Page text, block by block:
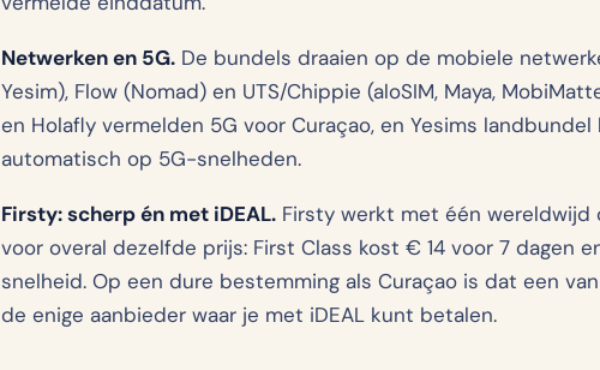
Netwerken en 5G. De bundels draaien op de mobiele
Yesim), Flow (Nomad) en UTS/Chippie (aloSIM, Maya,
en Holafly vermelden 5G voor Curaçao, en Yesims
automatisch op 5G-snelheden.
Firsty: scherp én met iDEAL. Firsty werkt met één
voor overal dezelfde prijs: First Class kost € 14 voor 7 dagen
snelheid. Op een dure bestemming als Curaçao is dat een
de enige aanbieder waar je met iDEAL kunt betalen.